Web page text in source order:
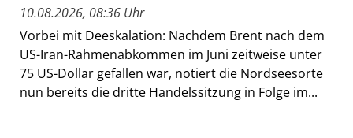
10.08.2026, 08:36 Uhr
Vorbei mit Deeskalation: Nachdem Brent nach dem
US-Iran-Rahmenabkommen im Juni zeitweise unter
75 US-Dollar gefallen war, notiert die Nordseesorte
nun bereits die dritte Handelssitzung in Folge im...